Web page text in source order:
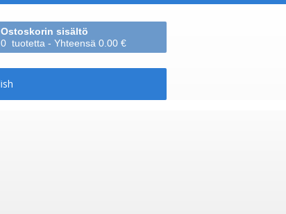
Ostoskorin sisältö
0 tuotetta - Yhteensä 0.00 €